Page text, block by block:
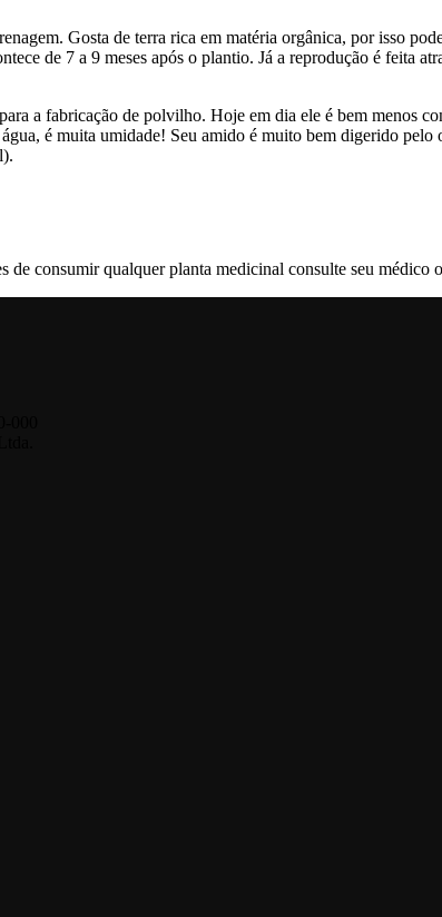
Gosta de terra rica em matéria orgânica, por isso
de 7 a 9 meses após o plantio. Já a reprodução é feita
a fabricação de polvilho. Hoje em dia ele é bem menos
é muita umidade! Seu amido é muito bem digerido
consumir qualquer planta medicinal consulte seu médico